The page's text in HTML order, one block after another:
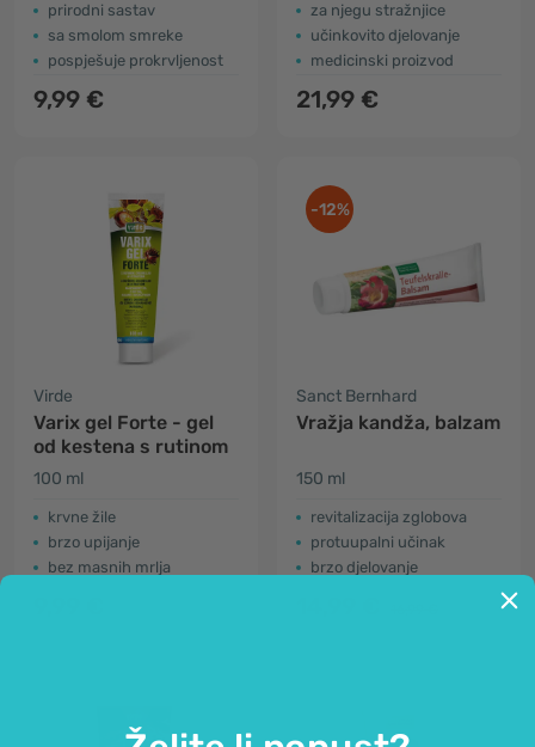
prirodni sastav
sa smolom smreke
pospješuje prokrvljenost
9,99 €
za njegu stražnjice
učinkovito djelovanje
medicinski proizvod
21,99 €
Virde
Varix gel Forte - gel
od kestena s rutinom
100 ml
krvne žile
brzo upijanje
bez masnih mrlja
-12%
Sanct Bernhard
Vražja kandža, balzam
150 ml
revitalizacija zglobova
protuupalni učinak
brzo djelovanje